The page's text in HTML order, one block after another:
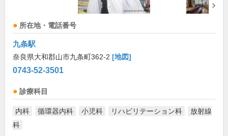
所在地・電話番号
九条駅
奈良県大和郡山市九条町362-2 [地図]
0743-52-3501
診療科目
内科 循環器内科 小児科 リハビリテーション科
放射線
科